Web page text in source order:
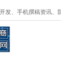
发、手机撰稿资讯